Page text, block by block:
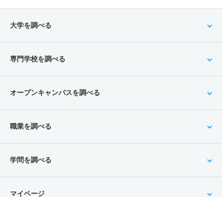
大学を調べる
専門学校を調べる
オープンキャンパスを調べる
職業を調べる
学問を調べる
マイページ